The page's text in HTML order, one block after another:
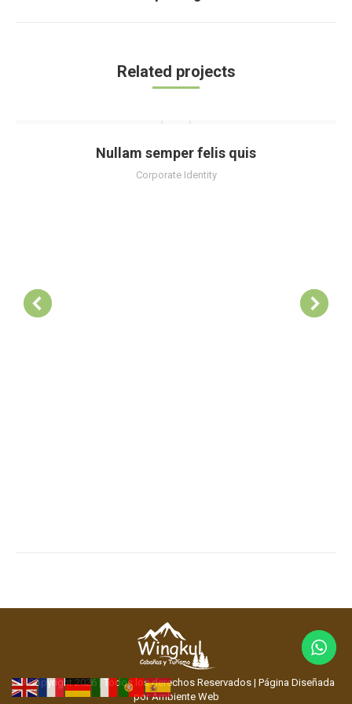
Related projects
Nullam semper felis quis
Corporate Identity
©️ Copyright2026 | Todos los derechos Reservados | Página Diseñada
porAmbiente Web